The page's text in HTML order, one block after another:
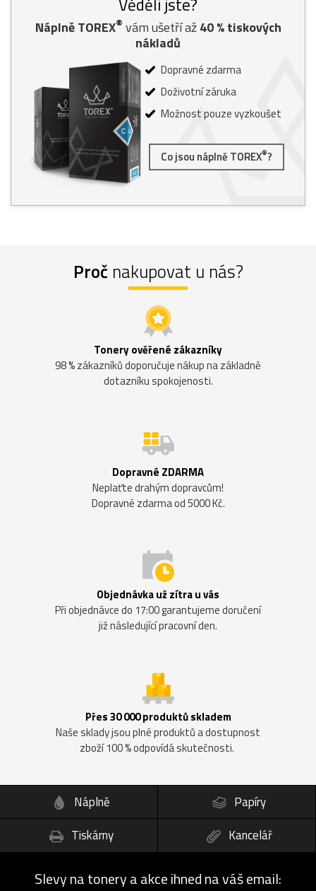
Náplně TOREX® vám ušetří až40% tiskových
nákladů
Dopravné zdarma
Doživotní záruka
Možnost pouze vyzkoušet
Co jsou náplně TOREX®?
Proč nakupovat u nás?
Tonery ověřené zákazníky
98 % zákazníků doporučuje nákup na základně
dotazníku spokojenosti.
Dopravné ZDARMA
Neplaťte drahým dopravcům!
Dopravné zdarma od 5000 Kč.
Objednávka už zítra u vás
Při objednávce do 17:00 garantujeme doručení
již následující pracovní den.
Přes 30 000 produktů skladem
Naše sklady jsou plné produktů a dostupnost
zboží 100 % odpovídá skutečnosti.
Náplně
Papíry
Tiskárny
Kancelář
Slevy na tonery a akce ihned na váš email: